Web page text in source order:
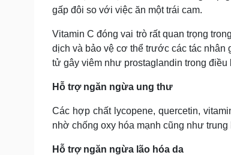
gấp đôi so với việc ăn một trái cam.
Vitamin C đóng vai trò rất quan trọng
dịch và bảo vệ cơ thể trước các tác nhân
tử gây viêm như prostaglandin trong điều
Hỗ trợ ngăn ngừa ung thư
Các hợp chất lycopene, quercetin,
nhờ chống oxy hóa mạnh cũng như trung
Hỗ trợ ngăn ngừa lão hóa da